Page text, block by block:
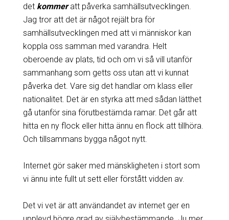
det kommeratt påverka samhällsutvecklingen.
Jag tror att det är något rejält bra för
samhällsutvecklingen med att vi människor kan
koppla oss samman med varandra. Helt
oberoende av plats, tid och om vi så vill utanför
sammanhang som getts oss utan att vi kunnat
påverka det. Vare sig det handlar om klass eller
nationalitet. Det är en styrka att med sådan lätthet
gå utanför sina förutbestämda ramar. Det går att
hitta en ny flock eller hitta ännu en flock att tillhöra.
Och tillsammans bygga något nytt.
Internet gör saker med mänskligheten i stort som
vi ännu inte fullt ut sett eller förstått vidden av.
Det vi vet är att användandet av internet ger en